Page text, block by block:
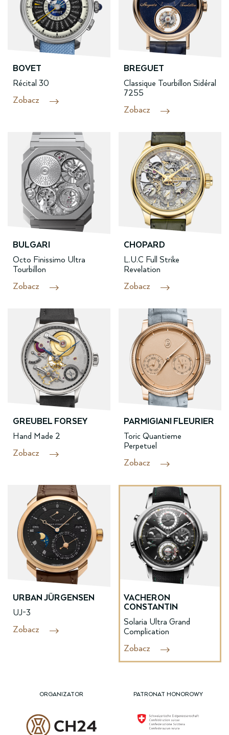
BOVET
Récital 30
Zobacz
BREGUET
Classique Tourbillon Sidéral
7255
Zobacz
BULGARI
Octo Finissimo Ultra
Tourbillon
Zobacz
CHOPARD
L.U.C Full Strike
Revelation
Zobacz
GREUBEL FORSEY
Hand Made 2
Zobacz
PARMIGIANI FLEURIER
Toric Quantieme
Perpetuel
Zobacz
URBAN JÜRGENSEN
UJ-3
Zobacz
VACHERON
CONSTANTIN
Solaria Ultra Grand
Complication
Zobacz
ORGANIZATOR PATRONAT HONOROWY